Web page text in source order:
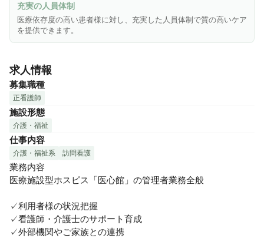
充実の人員体制
医療依存度の高い患者様に対し、充実した人員体制で質の高いケア
を提供できます。
求人情報
募集職種
正看護師
施設形態
介護・福祉
仕事内容
介護・福祉系 訪問看護
業務内容
医療施設型ホスピス「医心館」の管理者業務全般
✓利用者様の状況把握
✓看護師・介護士のサポート育成
✓外部機関やご家族との連携